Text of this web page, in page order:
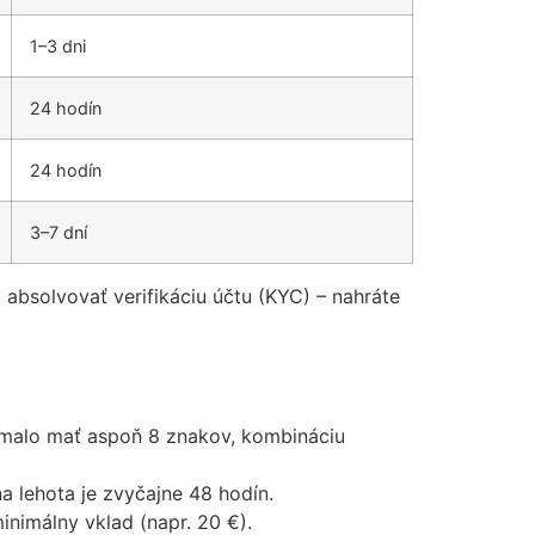
1–3 dni
24 hodín
24 hodín
3–7 dní
verifikáciu účtu (KYC) – nahráte
mať aspoň 8 znakov, kombináciu
lehota je zvyčajne 48 hodín.
vklad (napr. 20 €).